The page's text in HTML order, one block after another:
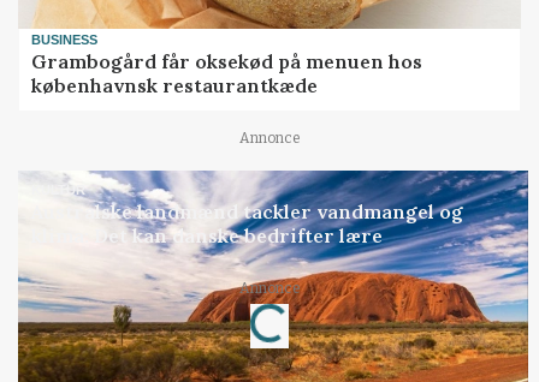
BUSINESS
Grambogård får oksekød på menuen hos
københavnsk restaurantkæde
Annonce
KULTUR
Australske landmænd tackler vandmangel og
klima: Det kan danske bedrifter lære
Annonce
Loading...